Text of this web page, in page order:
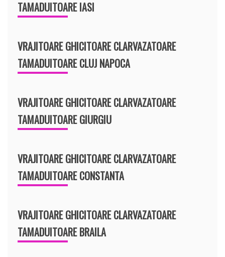
TAMADUITOARE IASI
VRAJITOARE GHICITOARE CLARVAZATOARE
TAMADUITOARE CLUJ NAPOCA
VRAJITOARE GHICITOARE CLARVAZATOARE
TAMADUITOARE GIURGIU
VRAJITOARE GHICITOARE CLARVAZATOARE
TAMADUITOARE CONSTANTA
VRAJITOARE GHICITOARE CLARVAZATOARE
TAMADUITOARE BRAILA